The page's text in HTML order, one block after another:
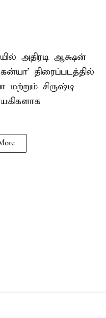
அதிரடி ஆக்ஷன்
திரைப்படத்தில்
சிருஷ்டி